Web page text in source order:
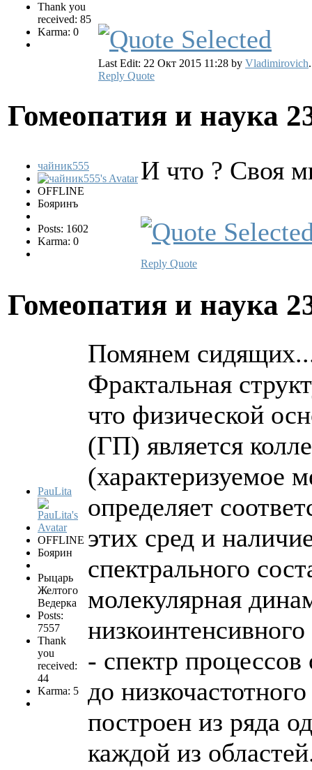
Thank you
received: 85
Karma: 0
Last Edit: 22 Окт 2015 11:28 by Vladimirovich.
Reply Quote
Гомеопатия и наука
чайник555
OFFLINE
Бояринъ
Posts: 1602
Karma: 0
И что ? Своя
Reply Quote
Гомеопатия и наука
PauLita
OFFLINE
Боярин
Рыцарь
Желтого
Ведерка
Posts:
7557
Thank
you
received:
44
Karma: 5
Помянем
Фрактальная
что физической
(ГП) является
определяет
этих сред и
спектрального
молекулярная
- спектр
до
построен из ряда
каждой из